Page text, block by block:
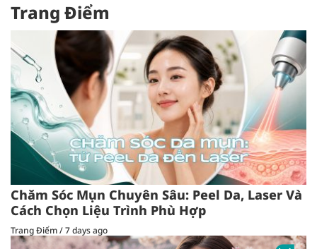
Trang Điểm
Chăm Sóc Mụn Chuyên Sâu: Peel Da, Laser Và
Cách Chọn Liệu Trình Phù Hợp
Trang Điểm/7 days ago